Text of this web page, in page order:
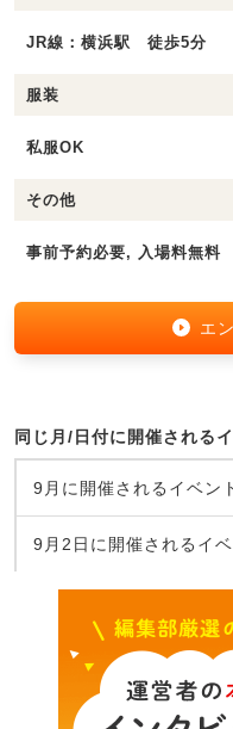
JR線：横浜駅 徒歩5分
服装
私服OK
その他
事前予約必要, 入場料無料
エ
同じ月/日付に開催される
9月に開催されるイベン
9月2日に開催されるイ